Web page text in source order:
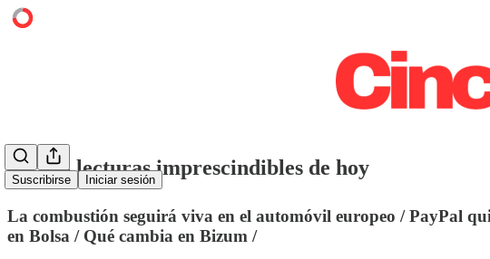
Suscribirse Iniciar sesión
⭕️ Las lecturas imprescindibles de hoy
La combustión seguirá viva en el automóvil europeo / PayPal
en Bolsa / Qué cambia en Bizum /